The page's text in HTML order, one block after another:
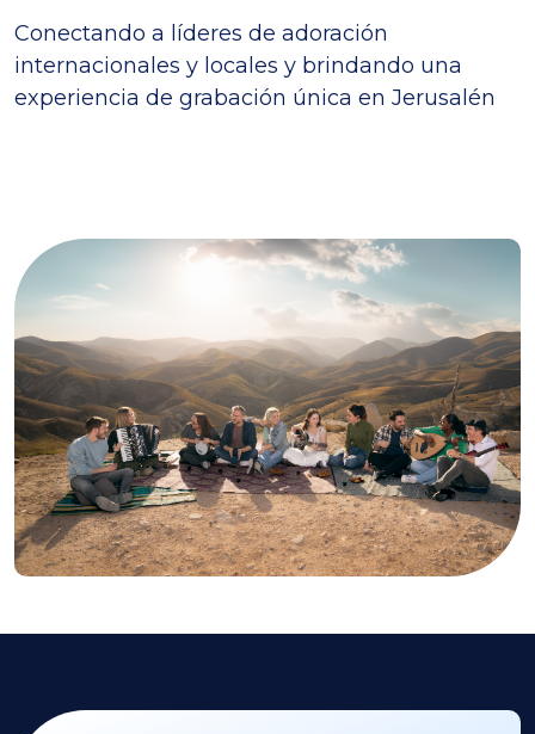
Conectando a líderes de adoración
internacionales y locales y brindando una
experiencia de grabación única en Jerusalén